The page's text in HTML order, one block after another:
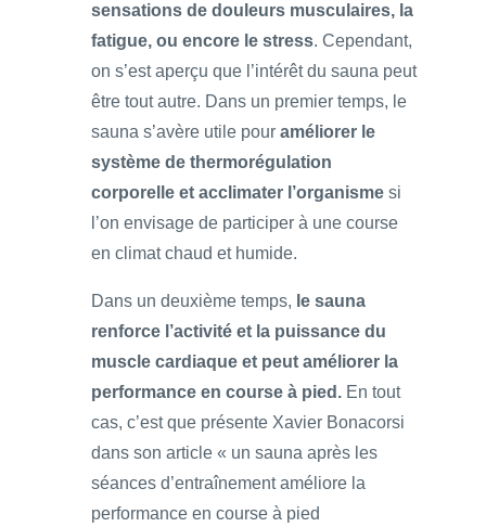
sensations de douleurs musculaires, la
fatigue, ou encore le stress. Cependant,
on s’est aperçu que l’intérêt du sauna peut
être tout autre. Dans un premier temps, le
sauna s’avère utile pour améliorer le
système de thermorégulation
corporelle et acclimater l’organisme si
l’on envisage de participer à une course
en climat chaud et humide.
Dans un deuxième temps, le sauna
renforce l’activité et la puissance du
muscle cardiaque et peut améliorer la
performance en course à pied. En tout
cas, c’est que présente Xavier Bonacorsi
dans son article « un sauna après les
séances d’entraînement améliore la
performance en course à pied